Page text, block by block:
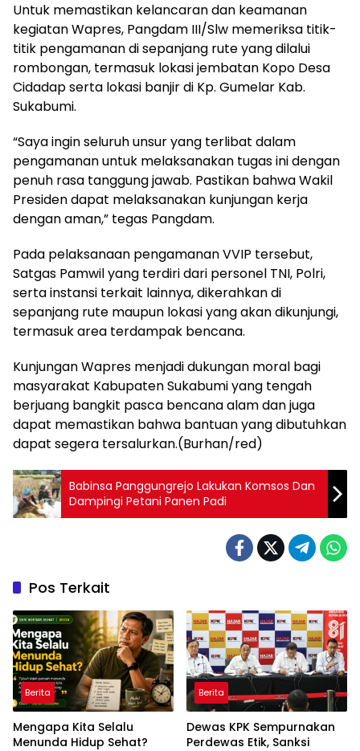
Untuk memastikan kelancaran dan keamanan
kegiatan Wapres, Pangdam III/Slw memeriksa titik-
titik pengamanan di sepanjang rute yang dilalui
rombongan, termasuk lokasi jembatan Kopo Desa
Cidadap serta lokasi banjir di Kp. Gumelar Kab.
Sukabumi.
“Saya ingin seluruh unsur yang terlibat dalam
pengamanan untuk melaksanakan tugas ini dengan
penuh rasa tanggung jawab. Pastikan bahwa Wakil
Presiden dapat melaksanakan kunjungan kerja
dengan aman,” tegas Pangdam.
Pada pelaksanaan pengamanan VVIP tersebut,
Satgas Pamwil yang terdiri dari personel TNI, Polri,
serta instansi terkait lainnya, dikerahkan di
sepanjang rute maupun lokasi yang akan dikunjungi,
termasuk area terdampak bencana.
Kunjungan Wapres menjadi dukungan moral bagi
masyarakat Kabupaten Sukabumi yang tengah
berjuang bangkit pasca bencana alam dan juga
dapat memastikan bahwa bantuan yang dibutuhkan
dapat segera tersalurkan.(Burhan/red)
Babinsa Panggungrejo Lakukan Komsos Dan
Dampingi Petani Panen Padi
Pos Terkait
Berita
Mengapa Kita Selalu
Menunda Hidup Sehat?
Berita
Dewas KPK Sempurnakan
Perdewas Etik, Sanksi